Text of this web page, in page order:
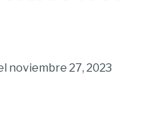
noviembre 27, 2023